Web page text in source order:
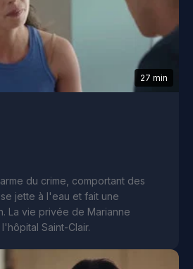
27 min
du crime, comportant des
jette à l'eau et fait une
La vie privée de Marianne
Saint-Clair.